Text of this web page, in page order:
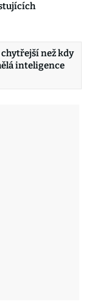
než kdy
inteligence